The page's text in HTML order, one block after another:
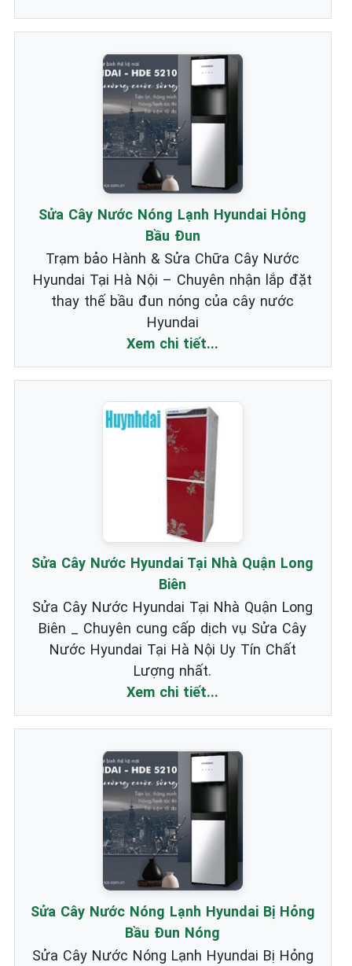
Sửa Cây Nước Nóng Lạnh Hyundai Hỏng
Bầu Đun
Trạm bảo Hành & Sửa Chữa Cây Nước
Hyundai Tại Hà Nội – Chuyên nhận lắp đặt
thay thế bầu đun nóng của cây nước
Hyundai
Xem chi tiết...
Sửa Cây Nước Hyundai Tại Nhà Quận Long
Biên
Sửa Cây Nước Hyundai Tại Nhà Quận Long
Biên _ Chuyên cung cấp dịch vụ Sửa Cây
Nước Hyundai Tại Hà Nội Uy Tín Chất
Lượng nhất.
Xem chi tiết...
Sửa Cây Nước Nóng Lạnh Hyundai Bị Hỏng
Bầu Đun Nóng
Sửa Cây Nước Nóng Lạnh Hyundai Bị Hỏng